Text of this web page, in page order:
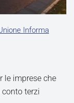
Informa
le imprese che
terzi